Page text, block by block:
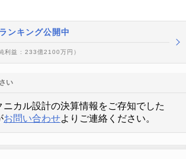
ンキング公開中
純利益 : 233億2100万円）
い
カル設計の決算情報をご存知でした
お問い合わせよりご連絡ください。